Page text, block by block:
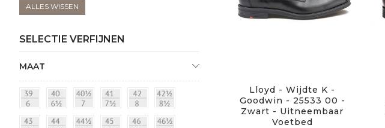
Lloyd - Wijdte K -
Goodwin - 25533 00 -
Zwart - Uitneembaar
Voetbed
ALLES WISSEN
SELECTIE VERFIJNEN
MAAT